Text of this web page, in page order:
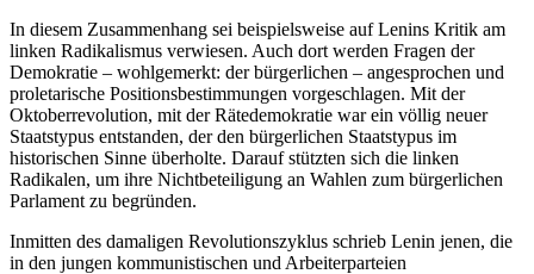
In diesem Zusammenhang sei beispielsweise auf Lenins Kritik am
linken Radikalismus verwiesen. Auch dort werden Fragen der
Demokratie – wohlgemerkt: der bürgerlichen – angesprochen und
proletarische Positionsbestimmungen vorgeschlagen. Mit der
Oktoberrevolution, mit der Rätedemokratie war ein völlig neuer
Staatstypus entstanden, der den bürgerlichen Staatstypus im
historischen Sinne überholte. Darauf stützten sich die linken
Radikalen, um ihre Nichtbeteiligung an Wahlen zum bürgerlichen
Parlament zu begründen.
Inmitten des damaligen Revolutionszyklus schrieb Lenin jenen, die
in den jungen kommunistischen und Arbeiterparteien